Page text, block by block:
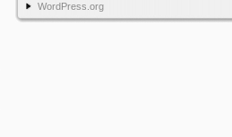
WordPress.org